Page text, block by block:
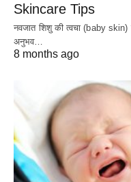
Skincare Tips
नवजात शिशु की त्वचा (baby
अनुभव…
8 months ago